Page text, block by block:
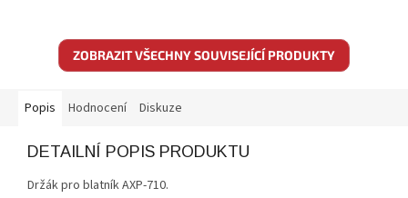
ZOBRAZIT VŠECHNY SOUVISEJÍCÍ PRODUKTY
Popis Hodnocení Diskuze
DETAILNÍ POPIS PRODUKTU
Držák pro blatník AXP-710.